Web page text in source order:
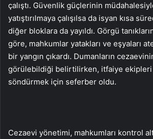
çalıştı. Güvenlik güçlerinin
yatıştırılmaya çalışılsa da isyan kısa
diğer bloklara da yayıldı. Görgü
göre, mahkumlar yatakları ve eşyaları
bir yangın çıkardı. Dumanların
görülebildiği belirtilirken, itfaiye ekipleri
söndürmek için seferber oldu.
Cezaevi yönetimi, mahkumları kontrol